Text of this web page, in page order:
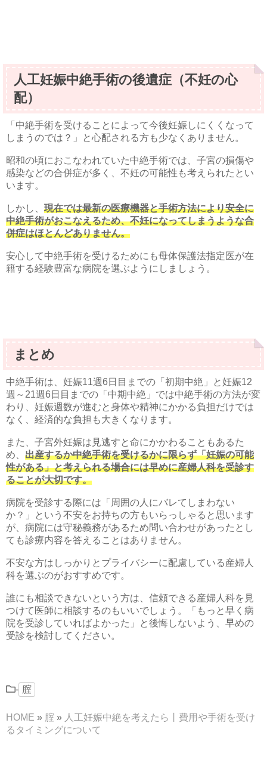
人工妊娠中絶手術の後遺症（不妊の心
配）
「中絶手術を受けることによって今後妊娠しにくくなって
しまうのでは？」と心配される方も少なくありません。
昭和の頃におこなわれていた中絶手術では、子宮の損傷や
感染などの合併症が多く、不妊の可能性も考えられたとい
います。
しかし、 現在では最新の医療機器と手術方法により安全に
中絶手術がおこなえるため、不妊になってしまうような合
併症はほとんどありません。
安心して中絶手術を受けるためにも母体保護法指定医が在
籍する経験豊富な病院を選ぶようにしましょう。
まとめ
中絶手術は、妊娠11週6日目までの「初期中絶」と妊娠12
週～21週6日目までの「中期中絶」では中絶手術の方法が変
わり、妊娠週数が進むと身体や精神にかかる負担だけでは
なく、経済的な負担も大きくなります。
また、子宮外妊娠は見逃すと命にかかわることもあるた
め、 出産するか中絶手術を受けるかに限らず「妊娠の可能
性がある」と考えられる場合には早めに産婦人科を受診す
ることが大切です。
病院を受診する際には「周囲の人にバレてしまわない
か？」という不安をお持ちの方もいらっしゃると思います
が、病院には守秘義務があるため問い合わせがあったとし
ても診療内容を答えることはありません。
不安な方はしっかりとプライバシーに配慮している産婦人
科を選ぶのがおすすめです。
誰にも相談できないという方は、信頼できる産婦人科を見
つけて医師に相談するのもいいでしょう。「もっと早く病
院を受診していればよかった」と後悔しないよう、早めの
受診を検討してください。
- 腟
HOME » 腟 » 人工妊娠中絶を考えたら丨費用や手術を受け
るタイミングについて